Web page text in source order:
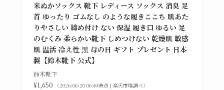
米ぬかソックス 靴下 レディース ソックス 消臭 足
首 ゆったり ゴムなし のような履きここち 肌あた
りやさしい 締め付け ない 保湿 履き口 ゆるい 足
のむくみ 柔らかい靴下 しめつけない 乾燥肌 敏感
肌 温活 冷え性 黒 母の日 ギフト プレゼント 日本
製【鈴木靴下 公式】
鈴木靴下
¥1,650
（2026/06/20 06:49時点 | 楽天市場調べ）